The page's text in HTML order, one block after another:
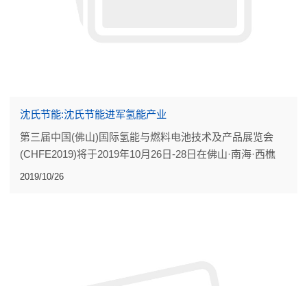
沈氏节能:沈氏节能进军氢能产业
第三届中国(佛山)国际氢能与燃料电池技术及产品展览会
(CHFE2019)将于2019年10月26日-28日在佛山·南海·西樵
樵山文化中心举办。
2019/10/26